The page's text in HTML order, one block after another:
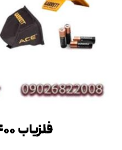
فلزیاب Garrett ACE ۴۰۰